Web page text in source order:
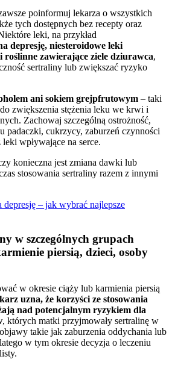
poinformuj lekarza o wszystkich
tych dostępnych bez recepty oraz
leki, na przykład
depresję, niesteroidowe leki
zawierające ziele dziurawca,
sertraliny lub zwiększać ryzyko
ani sokiem grejpfrutowym – taki
zwiększenia stężenia leku we krwi i
Zachowaj szczególną ostrożność,
padaczki, cukrzycy, zaburzeń czynności
wpływające na serce.
konieczna jest zmiana dawki lub
stosowania sertraliny razem z innymi
depresję – jak wybrać najlepsze
w szczególnych grupach
piersią, dzieci, osoby
w okresie ciąży lub karmienia piersią
uzna, że korzyści ze stosowania
nad potencjalnym ryzykiem dla
których matki przyjmowały sertralinę w
takie jak zaburzenia oddychania lub
w tym okresie decyzja o leczeniu